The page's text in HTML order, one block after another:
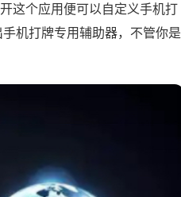
这个应用便可以自定义手机打
机打牌专用辅助器，不管你是